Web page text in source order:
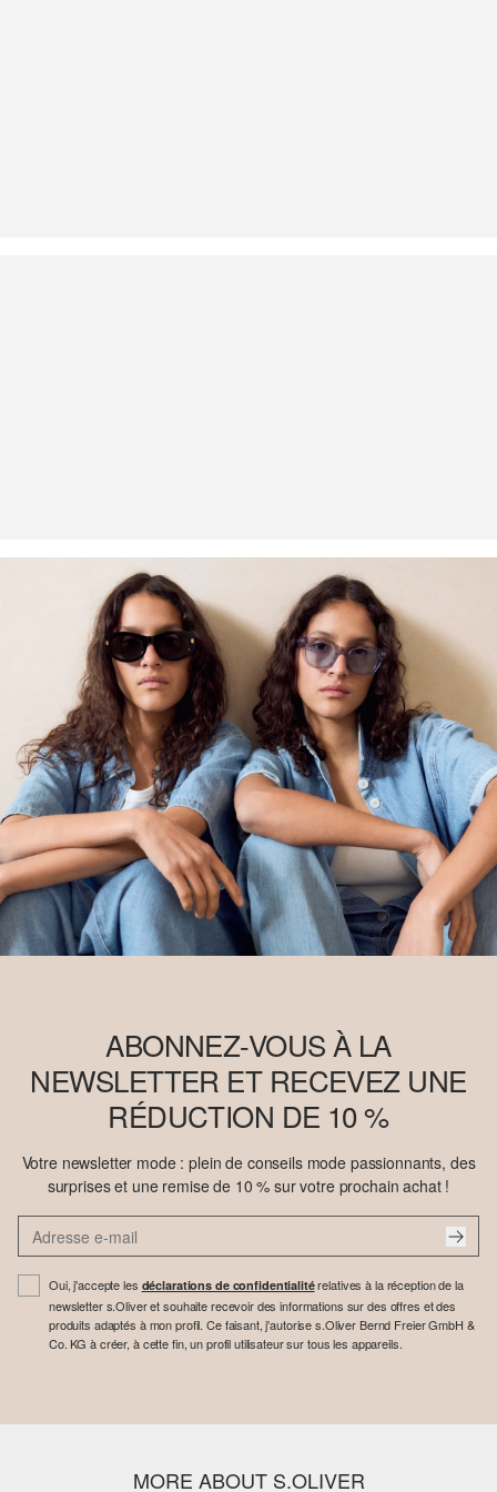
ABONNEZ-VOUS À LA
NEWSLETTER ET RECEVEZ UNE
RÉDUCTION DE 10 %
Votre newsletter mode : plein de conseils mode passionnants, des
surprises et une remise de 10 % sur votre prochain achat !
Oui, j'accepte les déclarations de confidentialitérelatives à la réception de la
newsletter s.Oliver et souhaite recevoir des informations sur des offres et des
produits adaptés à mon profil. Ce faisant, j'autorise s.Oliver Bernd Freier GmbH &
Co. KG à créer, à cette fin, un profil utilisateur sur tous les appareils.
MORE ABOUT S.OLIVER